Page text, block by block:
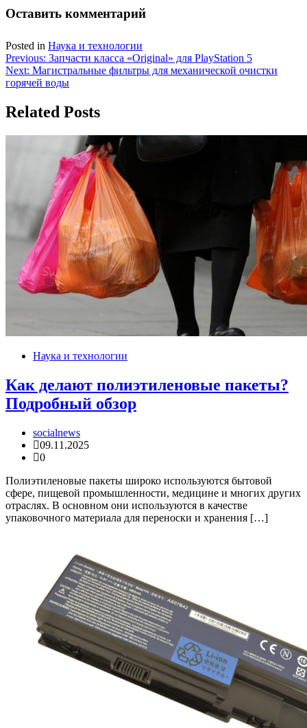
Оставить комментарий
Posted in Наука и технологии
Навигация
по
Previous: Запчасти класса «Original» для PlayStation 5
Next: Магистральные фильтры для механической очистки
горячей воды
Related Posts
Наука и технологии
Как делают полиэтиленовые пакеты?
Подробный обзор
socialnews
09.11.2025
0
Полиэтиленовые пакеты широко используются бытовой
сфере, пищевой промышленности, медицине и многих других
отраслях. В основном они используются в качестве
упаковочного материала для переноски и хранения […]